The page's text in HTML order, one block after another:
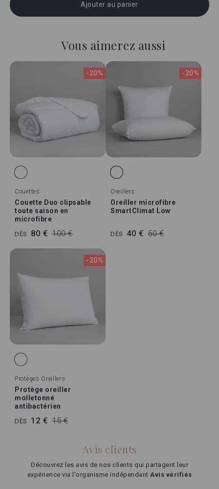
Ajouter au panier
Vous aimerez aussi
-20%
Couettes
Couette Duo clipsable
toute saison en
microfibre
DÈS 80 € 100 €
-20%
Oreillers
Oreiller microfibre
SmartClimat Low
DÈS 40 € 50 €
-20%
Protèges Oreillers
Protège oreiller
molletonné
antibactérien
DÈS 12 € 15 €
Avis clients
Découvrez les avis de nos clients qui partagent leur
expérience via l'organisme indépendant Avis vérifiés